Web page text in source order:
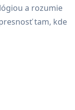
a rozumie
tam, kde